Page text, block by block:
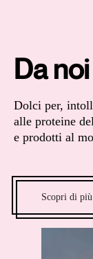
Da
Dolci per,
alle proteine
e prodotti al
Scopri di più